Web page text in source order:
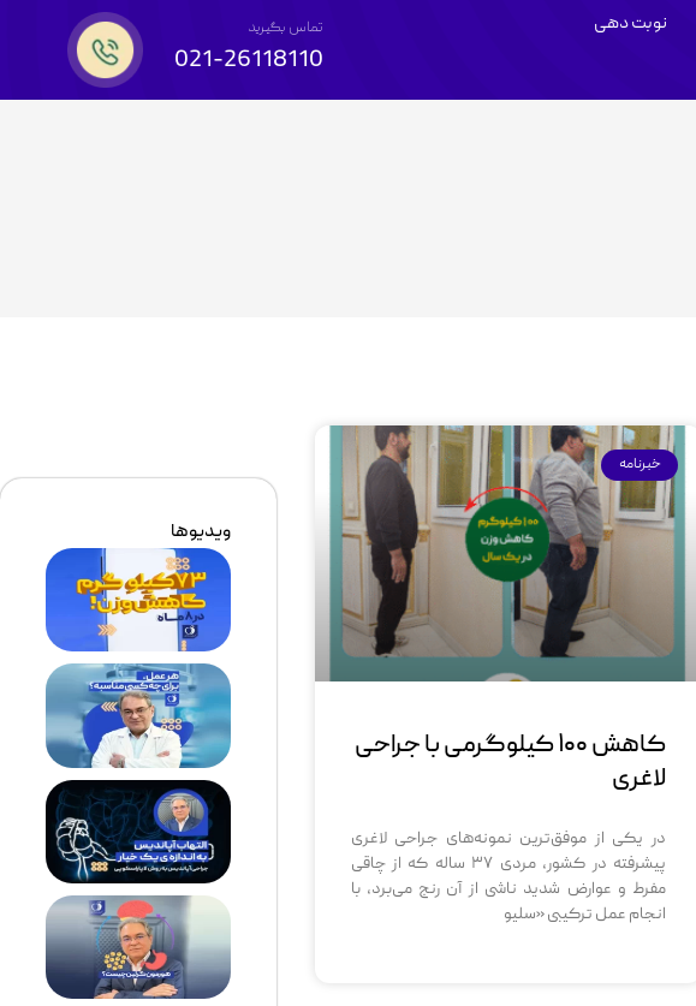
نوبت دهی تماس بگیرید
021-26118110
خبرنامه
کاهش ۱۰۰ کیلوگرمی با جراحی
لاغری
در یکی از موفق‌ترین نمونه‌های جراحی لاغری
پیشرفته در کشور، مردی ۳۷ ساله که از چاقی
مفرط و عوارض شدید ناشی از آن رنج می‌برد، با
انجام عمل ترکیبی «سلیو
ویدیوها